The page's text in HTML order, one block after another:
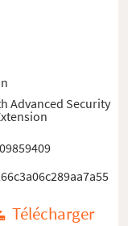
Advanced Security
Télécharger